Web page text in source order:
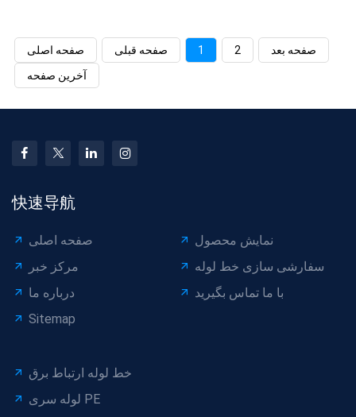
صفحه اصلی صفحه قبلی 1 2
صفحه بعد
آخرین صفحه
快速导航
صفحه اصلی
نمایش محصول
مرکز خبر
سفارشی سازی خط لوله
درباره ما
با ما تماس بگیرید
Sitemap
خط لوله ارتباط برق
لوله سری PE